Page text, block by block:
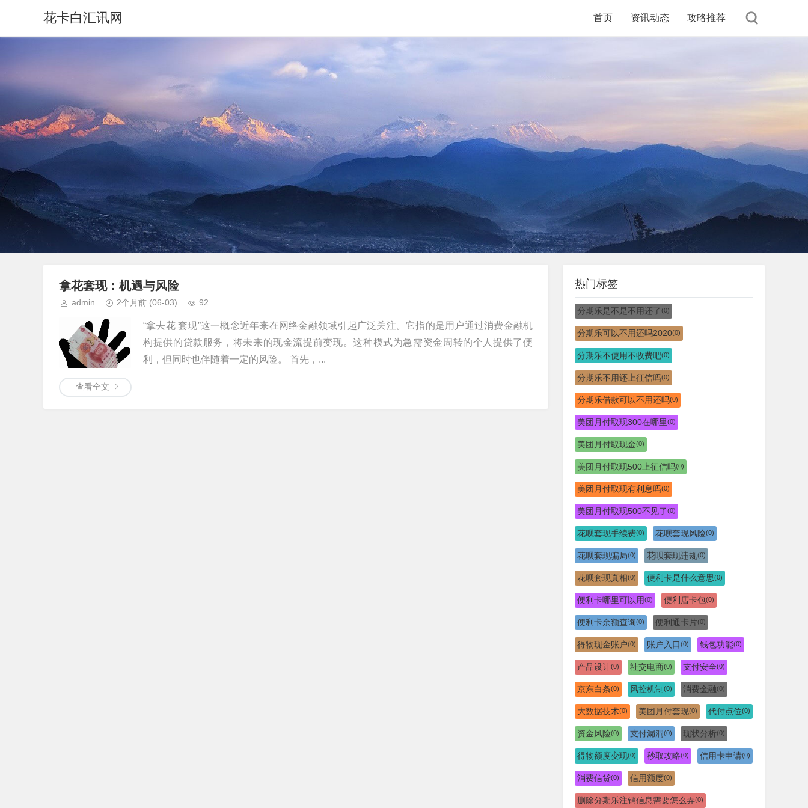
花卡白汇讯网 首页 资讯动态 攻略推荐
拿花套现：机遇与风险
admin 2个月前 (06-03) 92
“拿去花 套现”这一概念近年来在网络金融领域引起广泛关注。它指的是用户通过消费金融机
构提供的贷款服务，将未来的现金流提前变现。这种模式为急需资金周转的个人提供了便
利，但同时也伴随着一定的风险。 首先，...
查看全文
热门标签
分期乐是不是不用还了 (0)
分期乐可以不用还吗2020(0)
分期乐不使用不收费吧(0)
分期乐不用还上征信吗(0)
分期乐借款可以不用还吗(0)
美团月付取现300在哪里(0)
美团月付取现金(0)
美团月付取现500上征信吗(0)
美团月付取现有利息吗(0)
美团月付取现500不见了(0)
花呗套现手续费(0) 花呗套现风险(0)
花呗套现骗局(0) 花呗套现违规(0)
花呗套现真相(0) 便利卡是什么意思(0)
便利卡哪里可以用(0) 便利店卡包(0)
便利卡余额查询(0) 便利通卡片(0)
得物现金账户(0) 账户入口(0) 钱包功能(0)
产品设计(0) 社交电商(0) 支付安全(0)
京东白条(0) 风控机制 (0) 消费金融(0)
大数据技术(0) 美团月付套现(0) 代付点位(0)
资金风险(0) 支付漏洞(0) 现状分析(0)
得物额度变现(0) 秒取攻略(0) 信用卡申请(0)
消费信贷(0) 信用额度(0)
删除分期乐注销信息需要怎么弄(0)